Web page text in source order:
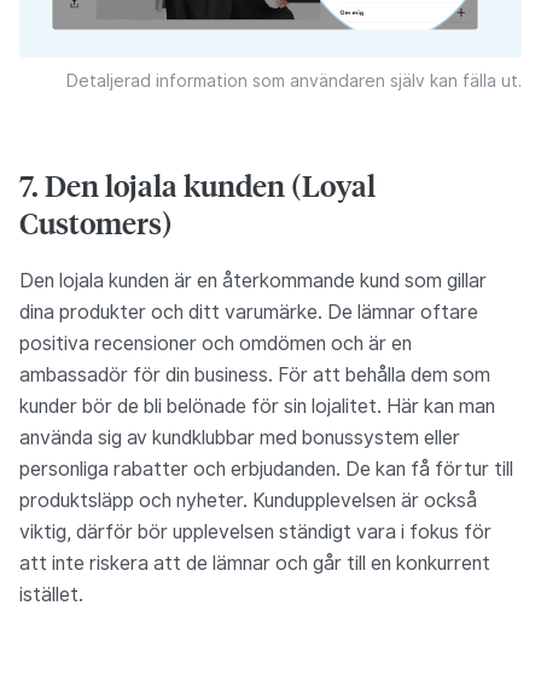
Detaljerad information som användaren själv kan fälla ut.
7. Den lojala kunden (Loyal
Customers)
Den lojala kunden är en återkommande kund som gillar
dina produkter och ditt varumärke. De lämnar oftare
positiva recensioner och omdömen och är en
ambassadör för din business. För att behålla dem som
kunder bör de bli belönade för sin lojalitet. Här kan man
använda sig av kundklubbar med bonussystem eller
personliga rabatter och erbjudanden. De kan få förtur till
produktsläpp och nyheter. Kundupplevelsen är också
viktig, därför bör upplevelsen ständigt vara i fokus för
att inte riskera att de lämnar och går till en konkurrent
istället.